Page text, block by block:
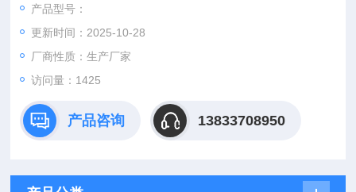
产品型号：
更新时间：2025-10-28
厂商性质：生产厂家
访问量：1425
产品咨询 13833708950